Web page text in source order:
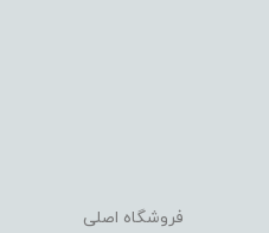
فروشگاه اصلی